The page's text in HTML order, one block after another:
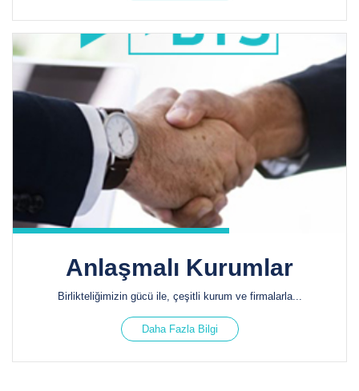
Anlaşmalı Kurumlar
Birlikteliğimizin gücü ile, çeşitli kurum ve firmalarla...
Daha Fazla Bilgi